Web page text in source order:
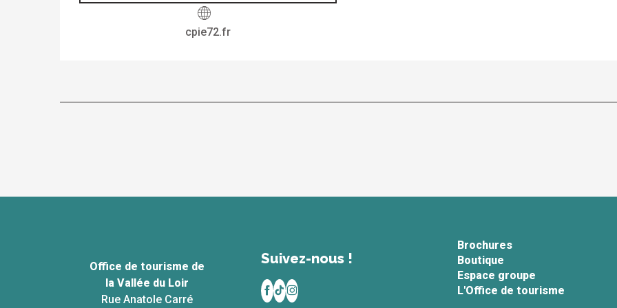
cpie72.fr
Office de tourisme de
la Vallée du Loir
Rue Anatole Carré
Suivez-nous !
Brochures
Boutique
Espace groupe
L'Office de tourisme